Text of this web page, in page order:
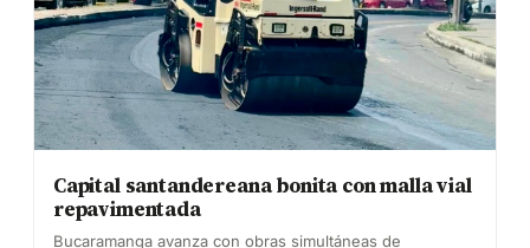
Capital santandereana bonita con malla vial
repavimentada
Bucaramanga avanza con obras simultáneas de